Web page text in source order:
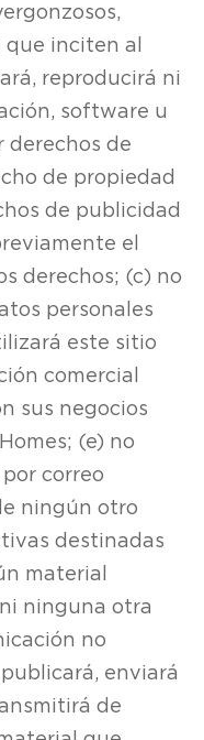
que inciten al
reproducirá ni
software u
de
de propiedad
de publicidad
el
derechos; (c) no
personales
este sitio
comercial
sus negocios
(e) no
correo
ningún otro
destinadas
material
ninguna otra
no
enviará
de